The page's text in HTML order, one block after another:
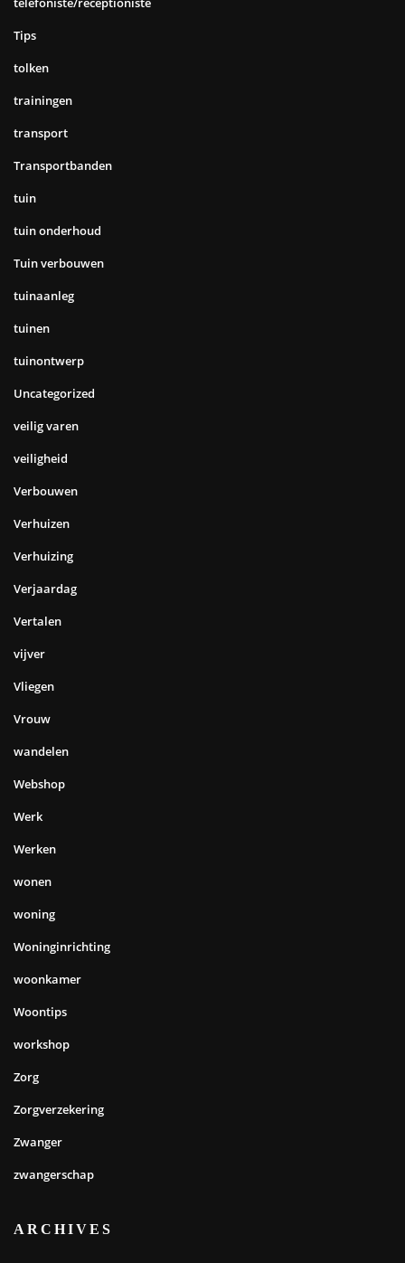
Tips
tolken
trainingen
transport
Transportbanden
tuin
tuin onderhoud
Tuin verbouwen
tuinaanleg
tuinen
tuinontwerp
Uncategorized
veilig varen
veiligheid
Verbouwen
Verhuizen
Verhuizing
Verjaardag
Vertalen
vijver
Vliegen
Vrouw
wandelen
Webshop
Werk
Werken
wonen
woning
Woninginrichting
woonkamer
Woontips
workshop
Zorg
Zorgverzekering
Zwanger
zwangerschap
ARCHIVES